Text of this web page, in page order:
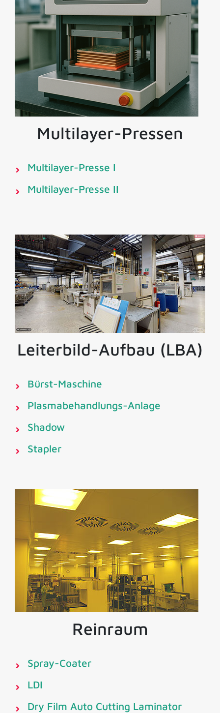
Multilayer-Pressen
Multilayer-Presse I
Multilayer-Presse II
Leiterbild-Aufbau (LBA)
Bürst-Maschine
Plasmabehandlungs-Anlage
Shadow
Stapler
Reinraum
Spray-Coater
LDI
Dry Film Auto Cutting Laminator